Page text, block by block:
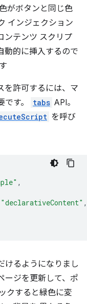
がボタンと同じ色
インジェクション
ンテンツ スクリプ
動的に挿入するので
を許可するには、マ
です。 tabs API。
を呼び
,
"declarativeContent" ,
けるようになりまし
ージを更新して、ポ
クすると緑色に変